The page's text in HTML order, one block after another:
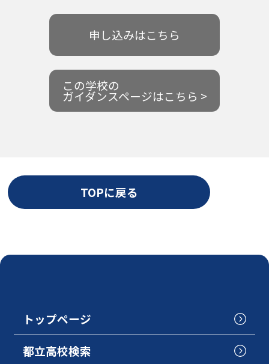
申し込みはこちら
この学校の
ガイダンスページはこちら >
TOPに戻る
トップページ
都立高校検索